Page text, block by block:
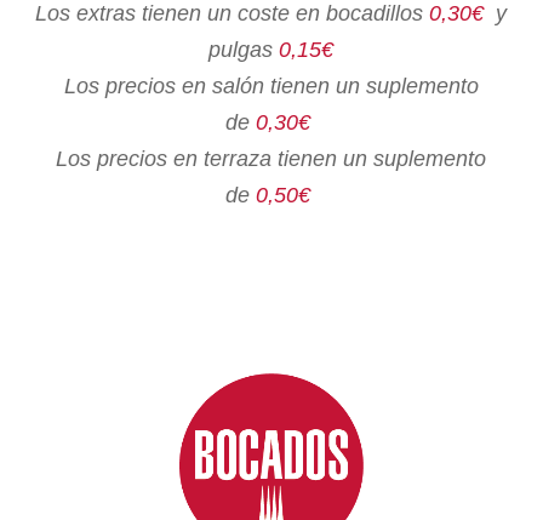
Los extras tienen un coste en bocadillos 0,30€y
pulgas 0,15€
Los precios en salón tienen un suplemento
de 0,30€
Los precios en terraza tienen un suplemento
de 0,50€